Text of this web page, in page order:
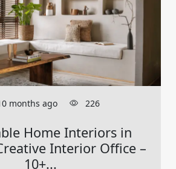
months ago 226
Home Interiors in
Interior Office –
10+...